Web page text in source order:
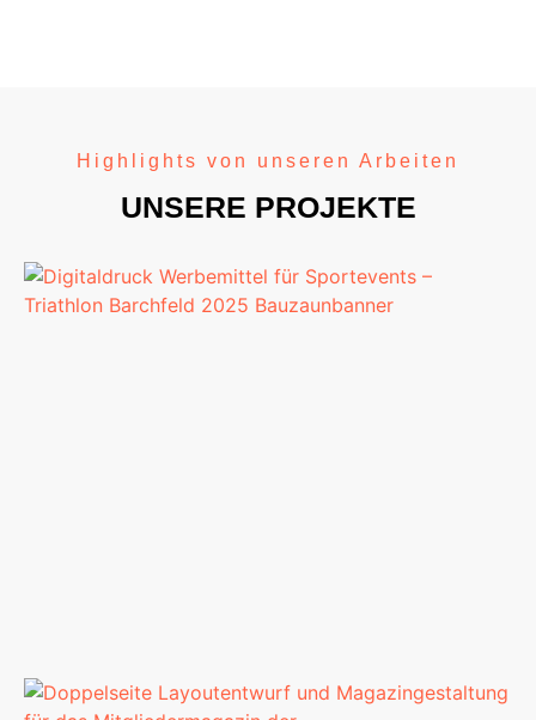
Highlights von unseren Arbeiten
UNSERE PROJEKTE